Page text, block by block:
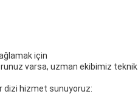
için
varsa, uzman ekibimiz teknik
dizi hizmet sunuyoruz: